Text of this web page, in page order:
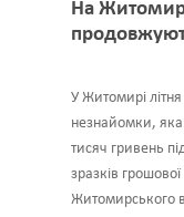
На
У Житомирі
незнайомки, яка
тисяч гривень
зразків
Житомирського